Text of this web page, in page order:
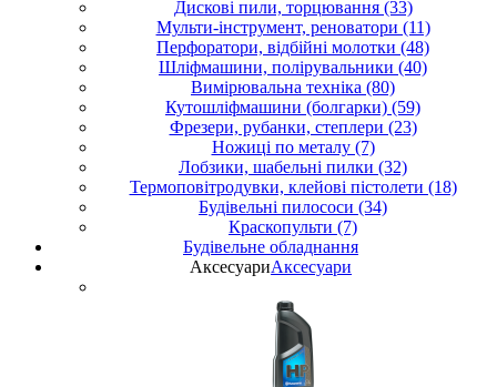
Дискові пили, торцювання (33)
Мульти-інструмент, реноватори (11)
Перфоратори, відбійні молотки (48)
Шліфмашини, полірувальники (40)
Вимірювальна техніка (80)
Кутошліфмашини (болгарки) (59)
Фрезери, рубанки, степлери (23)
Ножиці по металу (7)
Лобзики, шабельні пилки (32)
Термоповітродувки, клейові пістолети (18)
Будівельні пилососи (34)
Краскопульти (7)
Будівельне обладнання
АксесуариАксесуари